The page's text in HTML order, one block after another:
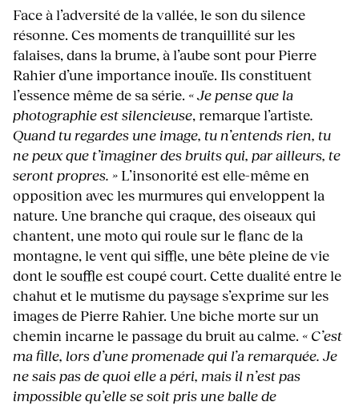
Face à l’adversité de la vallée, le son du silence
résonne. Ces moments de tranquillité sur les
falaises, dans la brume, à l’aube sont pour Pierre
Rahier d’une importance inouïe. Ils constituent
l’essence même de sa série. « Je pense que la
photographie est silencieuse, remarque l’artiste.
Quand tu regardes une image, tu n’entends rien, tu
ne peux que t’imaginer des bruits qui, par ailleurs, te
seront propres. » L’insonorité est elle-même en
opposition avec les murmures qui enveloppent la
nature. Une branche qui craque, des oiseaux qui
chantent, une moto qui roule sur le flanc de la
montagne, le vent qui siffle, une bête pleine de vie
dont le souffle est coupé court. Cette dualité entre le
chahut et le mutisme du paysage s’exprime sur les
images de Pierre Rahier. Une biche morte sur un
chemin incarne le passage du bruit au calme. « C’est
ma fille, lors d’une promenade qui l’a remarquée. Je
ne sais pas de quoi elle a péri, mais il n’est pas
impossible qu’elle se soit pris une balle de